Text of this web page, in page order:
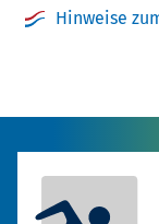
Hinweise